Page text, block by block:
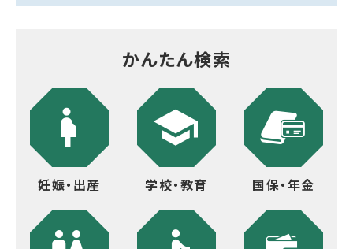
かんたん検索
妊娠・出産 学校・教育 国保・年金